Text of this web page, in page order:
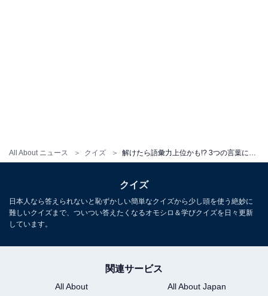
All About ニュース クイズ
クイズ
日本人なら答えられないと恥ずかしい簡単なクイズから少し頭を使う絶妙に
難しいクイズまで、ついつい答えたくなるオモシロ＆学びクイズを日々更新
しています。
関連サービス
All About
All About Japan